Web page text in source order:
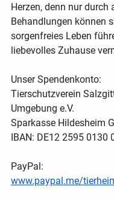
Herzen, denn nur durch
Behandlungen können
sorgenfreies Leben
liebevolles Zuhause
Unser Spendenkonto:
Tierschutzverein
Umgebung e.V.
Sparkasse Hildesheim
IBAN: DE12 2595 0130
PayPal:
www.paypal.me/